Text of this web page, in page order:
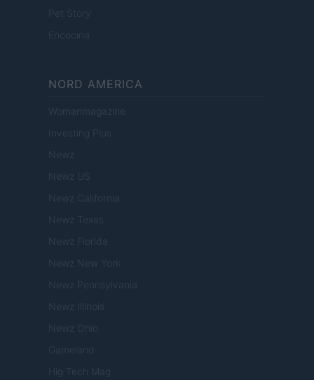
Pet Story
Encocina
NORD AMERICA
Womanmagazine
Investing Plus
Newz
Newz US
Newz California
Newz Texas
Newz Florida
Newz New York
Newz Pennsylvania
Newz Illinois
Newz Ohio
Gameland
Hig Tech Mag